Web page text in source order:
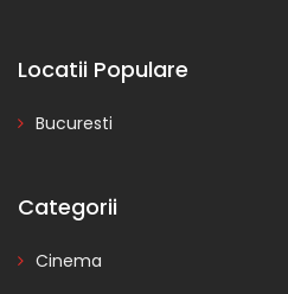
Locatii Populare
Bucuresti
Categorii
Cinema